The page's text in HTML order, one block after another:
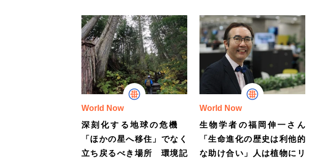
World Now
深刻化する地球の危機
「ほかの星へ移住」でなく
立ち戻るべき場所 環境記
World Now
生物学者の福岡伸一さん
「生命進化の歴史は利他的
な助け合い」人は植物にリ